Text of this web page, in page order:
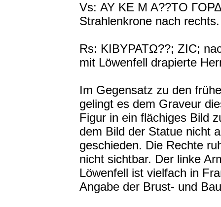
Vs: ΑΥ ΚΕ Μ Α??ΤΟ
Strahlenkrone nach rechts.
Rs: ΚΙΒΥΡΑΤΩ??; ΖΙC;
mit Löwenfell drapierte
Im Gegensatz zu den
gelingt es dem Graveur
Figur in ein flächiges Bild
dem Bild der Statue nicht
geschieden. Die Rechte
nicht sichtbar. Der linke
Löwenfell ist vielfach in
Angabe der Brust- und